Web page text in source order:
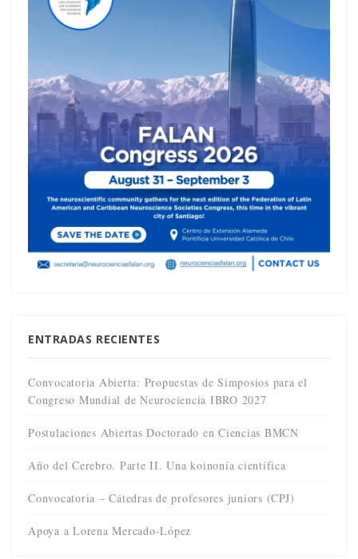
ENTRADAS RECIENTES
Convocatoria Abierta: Propuestas de Simposios para el
Congreso Mundial de Neurociencia IBRO 2027
Postulaciones Abiertas Doctorado en Ciencias BMCN
Año del Cerebro. Parte II. Una koinonía científica
Convocatoria – Cátedras de profesores juniors (CPJ)
Apoya a Lorena Mercado-López